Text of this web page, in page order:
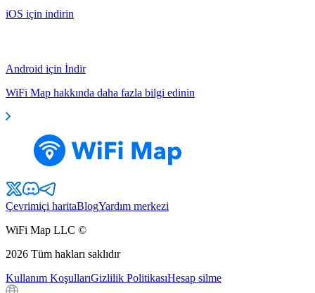
iOS için indirin
Android için İndir
WiFi Map hakkında daha fazla bilgi edinin
Çevrimiçi haritaBlogYardım merkezi
WiFi Map LLC ©
2026 Tüm hakları saklıdır
Kullanım KoşullarıGizlilik PolitikasıHesap silme